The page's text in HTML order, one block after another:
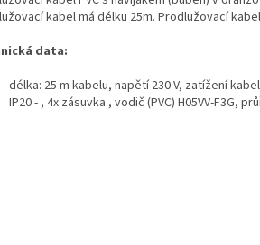
kabel má délku 25m. Prodlužovací
data:
délka: 25 m kabelu, napětí 230 V, zatížení
IP20 - , 4x zásuvka , vodič (PVC) H05VV-F3G,